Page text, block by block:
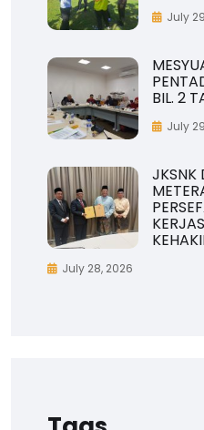
July
BIL. 2
July
JKSNK
July 28, 2026